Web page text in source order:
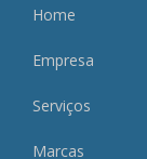
Home
Empresa
Serviços
Marcas